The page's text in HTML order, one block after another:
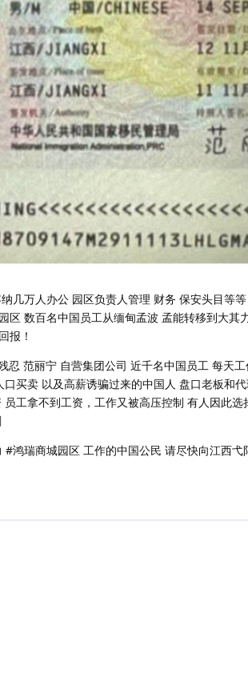
几万人办公 园区负责人管理 财务 保安头目等
区 数百名中国员工从缅甸孟波 孟能转移到大其
报！
忍 范丽宁 自营集团公司 近千名中国员工 每天
买卖 以及高薪诱骗过来的中国人 盘口老板和
工拿不到工资，工作又被高压控制 有人因此
鸿瑞商城园区 工作的中国公民 请尽快向江西